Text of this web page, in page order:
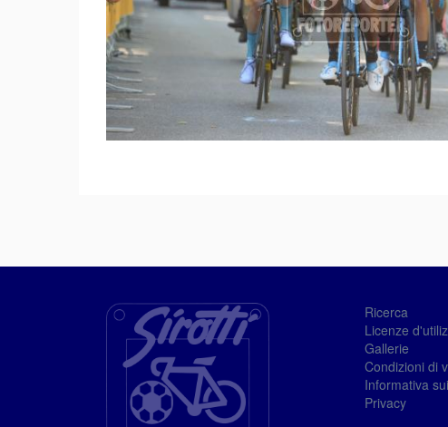
Ricerca
Licenze
Gallerie
Condizioni di
Informativa
Privacy